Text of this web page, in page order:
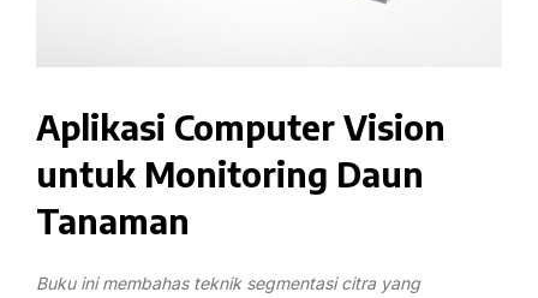
Aplikasi Computer Vision
untuk Monitoring Daun
Tanaman
Buku ini membahas teknik segmentasi citra yang